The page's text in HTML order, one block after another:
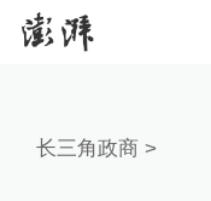
长三角政商 >